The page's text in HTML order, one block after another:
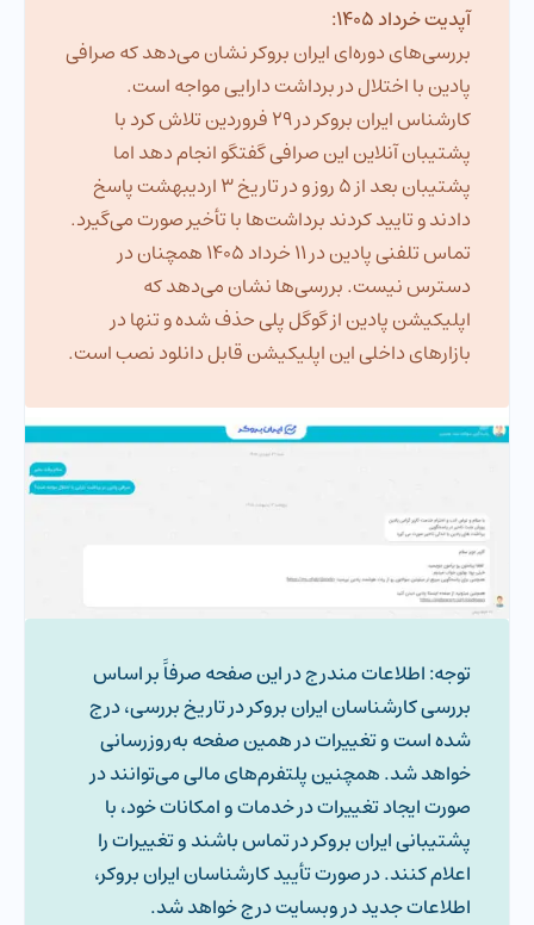
آپدیت خرداد 1405:
بررسی‌های دوره‌ای ایران بروکر نشان می‌دهد که صرافی
پادین با اختلال در برداشت دارایی مواجه است.
کارشناس ایران بروکر در 29 فروردین تلاش کرد با
پشتیبان آنلاین این صرافی گفتگو انجام دهد اما
پشتیبان بعد از 5 روز و در تاریخ 3 اردیبهشت پاسخ
دادند و تایید کردند برداشت‌ها با تأخیر صورت می‌گیرد.
تماس تلفنی پادین در 11 خرداد 1405 همچنان در
دسترس نیست. بررسی‌ها نشان می‌دهد که
اپلیکیشن پادین از گوگل پلی حذف شده و تنها در
بازارهای داخلی این اپلیکیشن قابل دانلود نصب است.
توجه: اطلاعات مندرج در این صفحه صرفاََ بر اساس
بررسی کارشناسان ایران بروکر در تاریخ بررسی، درج
شده است و تغییرات در همین صفحه به‌روزرسانی
خواهد شد. همچنین پلتفرم‌های مالی می‌توانند در
صورت ایجاد تغییرات در خدمات و امکانات خود، با
پشتیبانی ایران بروکر در تماس باشند و تغییرات را
اعلام کنند. در صورت تأیید کارشناسان ایران بروکر،
اطلاعات جدید در وبسایت درج خواهد شد.